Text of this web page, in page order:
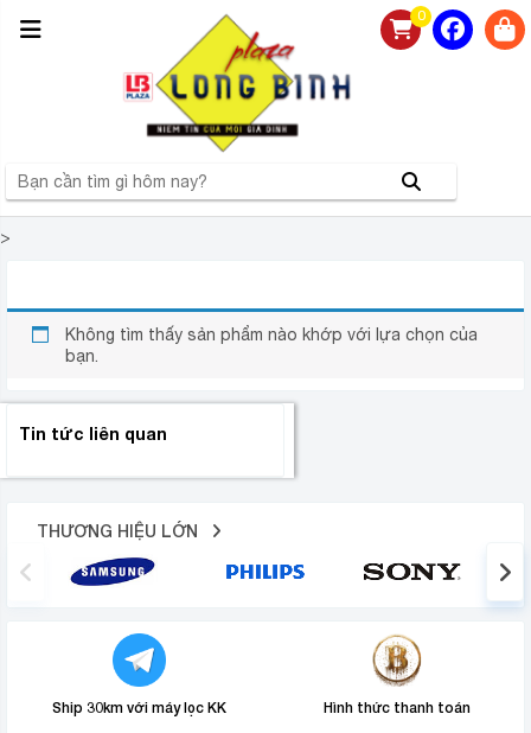
0
>
Không tìm thấy sản phẩm nào khớp với lựa chọn của
bạn.
Tin tức liên quan
THƯƠNG HIỆU LỚN
Ship 30km với máy lọc KK Hình thức thanh toán